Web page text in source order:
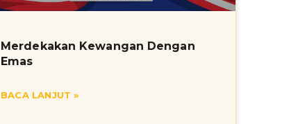
Merdekakan Kewangan Dengan
Emas
BACA LANJUT »